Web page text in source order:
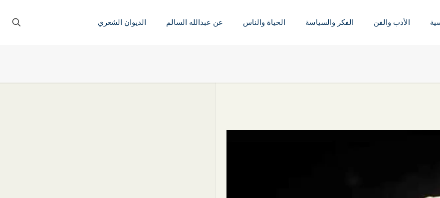
الأدب والفن الفكر والسياسة الحياة والناس عن عبدالله السالم الديوان الشعري